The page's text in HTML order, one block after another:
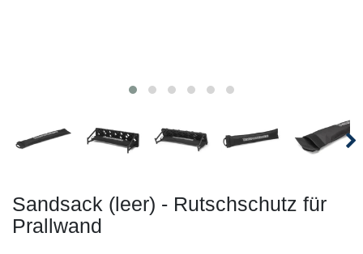
Sandsack (leer) - Rutschschutz für
Prallwand